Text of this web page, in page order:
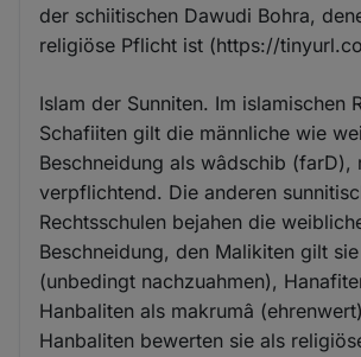
der schiitischen Dawudi Bohra,
religiöse Pflicht ist (https://
Islam der Sunniten. Im islamischen
Schafiiten gilt die männliche wie
Beschneidung als wâdschib (farD),
verpflichtend. Die anderen
Rechtsschulen bejahen die
Beschneidung, den Malikiten gilt
(unbedingt nachzuahmen),
Hanbaliten als makrumâ
Hanbaliten bewerten sie als